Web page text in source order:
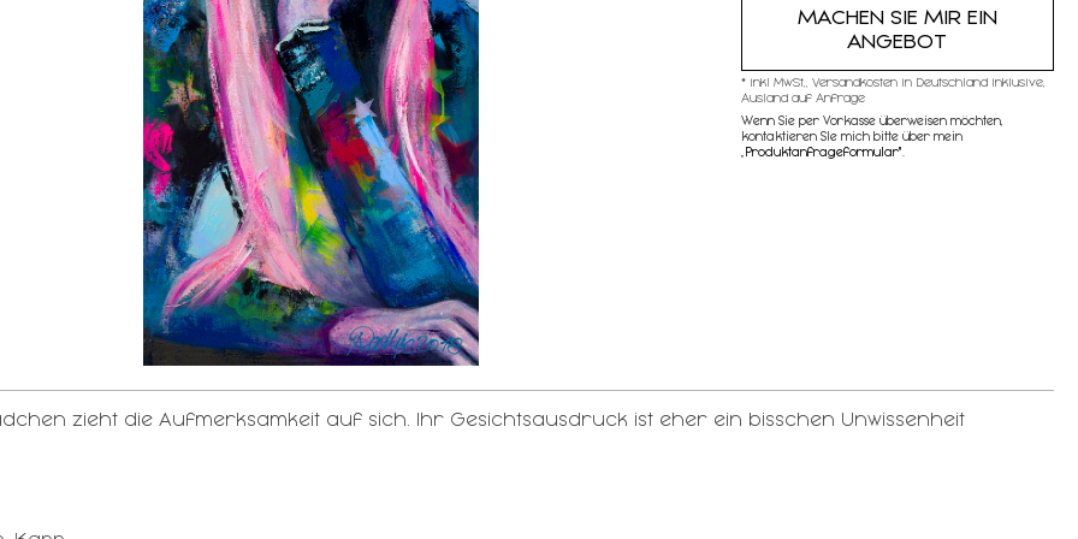
MACHEN SIE MIR EIN
ANGEBOT
* inkl MwSt,, Versandkosten in Deutschland inklusive,
Ausland auf Anfrage
Wenn Sie per Vorkasse überweisen möchten,
kontaktieren SIe mich bitte über mein
Produktanfrageformular"
zieht die Aufmerksamkeit auf sich. Ihr Gesichtsausdruck ist eher ein bisschen Unwissenheit